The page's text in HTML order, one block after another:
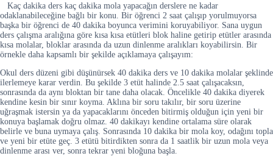
Kaç dakika ders kaç dakika mola yapacağın derslere ne kadar
odaklanabileceğine bağlı bir konu. Bir öğrenci 2 saat çalışıp yorulmuyorsa
başka bir öğrenci de 40 dakika boyunca verimini koruyabiliyor. Sana uygun
ders çalışma aralığına göre kısa kısa etütleri blok haline getirip etütler arasında
kısa molalar, bloklar arasında da uzun dinlenme aralıkları koyabilirsin. Bir
örnekle daha kapsamlı bir şekilde açıklamaya çalışayım:
Okul ders düzeni gibi düşünürsek 40 dakika ders ve 10 dakika molalar şeklinde
ilerlemeye karar verdin. Bu şekilde 3 etüt halinde 2.5 saat çalışacaksın,
sonrasında da aynı bloktan bir tane daha olacak. Öncelikle 40 dakika diyerek
kendine kesin bir sınır koyma. Aklına bir soru takılır, bir soru üzerine
uğraşmak istersin ya da yapacaklarını önceden bitirmiş olduğun için yeni bir
konuya başlamak doğru olmaz. 40 dakikayı kendine ortalama süre olarak
belirle ve buna uymaya çalış. Sonrasında 10 dakika bir mola koy, odağını topla
ve yeni bir etüte geç. 3 etütü bitirdikten sonra da 1 saatlik bir uzun mola veya
dinlenme arası ver, sonra tekrar yeni bloğuna başla.